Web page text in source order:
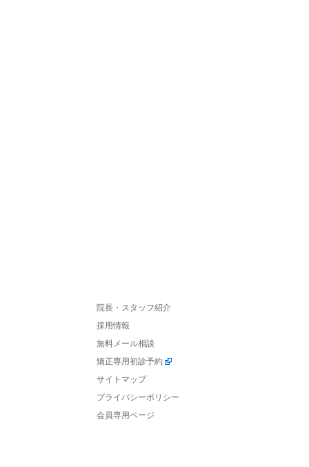
院長・スタッフ紹介
採用情報
無料メール相談
矯正専用初診予約
サイトマップ
プライバシーポリシー
会員専用ページ